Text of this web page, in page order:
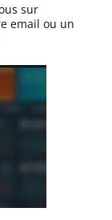
sur
email ou un